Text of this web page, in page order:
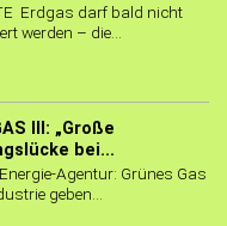
Erdgas darf bald nicht
werden – die...
III: „Große
bei...
Agentur: Grünes Gas
geben...